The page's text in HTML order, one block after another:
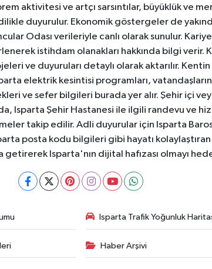
aktivitesi ve artçı sarsıntılar, büyüklük ve
duyurulur. Ekonomik göstergeler de
Odası verileriyle canlı olarak sunulur.
istihdam olanakları hakkında bilgi verir.
ve duyuruları detaylı olarak aktarılır.
elektrik kesintisi programları,
ve sefer bilgileri burada yer alır. Şehir içi
Isparta Şehir Hastanesi ile ilgili randevu ve
takip edilir. Adli duyurular için Isparta
posta kodu bilgileri gibi hayatı
getirerek Isparta'nın dijital hafızası olmayı
Isparta Trafik Yoğunluk
Haber Arşivi